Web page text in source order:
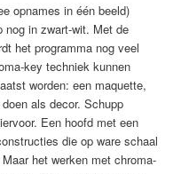
opnames in één beeld)
nog in zwart-wit. Met de
het programma nog veel
key techniek kunnen
worden: een maquette,
als decor. Schupp
Een hoofd met een
die op ware schaal
het werken met chroma-